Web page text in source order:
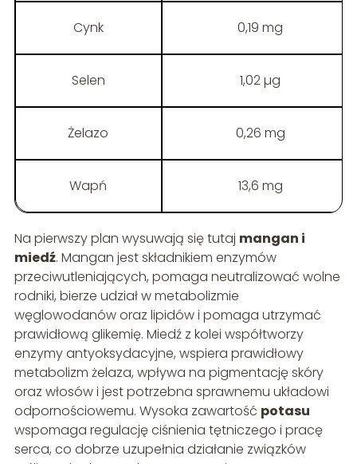
Cynk 0,19 mg
Selen 1,02 µg
Żelazo 0,26 mg
Wapń 13,6 mg
Na pierwszy plan wysuwają się tutaj mangan i
miedź. Mangan jest składnikiem enzymów
przeciwutleniających, pomaga neutralizować wolne
rodniki, bierze udział w metabolizmie
węglowodanów oraz lipidów i pomaga utrzymać
prawidłową glikemię. Miedź z kolei współtworzy
enzymy antyoksydacyjne, wspiera prawidłowy
metabolizm żelaza, wpływa na pigmentację skóry
oraz włosów i jest potrzebna sprawnemu układowi
odpornościowemu. Wysoka zawartość potasu
wspomaga regulację ciśnienia tętniczego i pracę
serca, co dobrze uzupełnia działanie związków